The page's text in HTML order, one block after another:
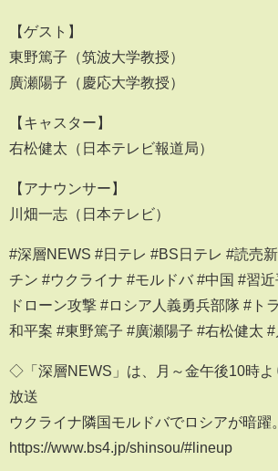
【ゲスト】
東野篤子（筑波大学教授）
廣瀬陽子（慶応大学教授）
【キャスター】
右松健太（日本テレビ報道局）
【アナウンサー】
川畑一志（日本テレビ）
#深層NEWS #日テレ #BS日テレ #読売
チン #ウクライナ #モルドバ #中国 #習
ドローン攻撃 #ロシア人義勇兵部隊 #ト
和平案 #東野篤子 #廣瀬陽子 #右松健太
◇「深層NEWS」は、月～金午後10時よ
放送
ウクライナ隣国モルドバでロシアが暗躍
https://www.bs4.jp/shinsou/#lineup